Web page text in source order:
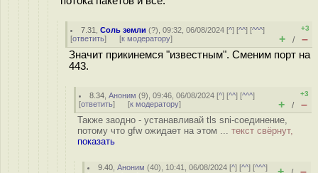
7.31 ,Соль земли (?), 09:32, 06/08/2024 [^] [^^] [^^^]
[ответить] [к модератору]
+3
+ / –
Значит прикинемся "известным". Сменим порт на
443.
8.34 ,Аноним (9), 09:46, 06/08/2024 [^] [^^] [^^^]
[ответить] [к модератору]
+3
+ / –
Также заодно - устанавливай tls sni-соединение,
потому что gfw ожидает на этом ... текст свёрнут,
показать
9.40 ,Аноним (40), 10:41, 06/08/2024 [^] [^^] [^^^]